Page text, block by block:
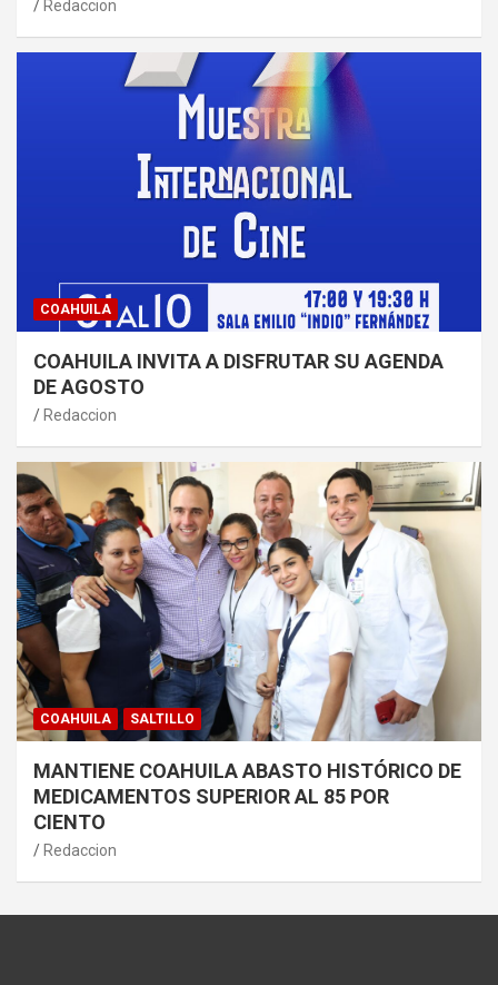
Redaccion
COAHUILA
COAHUILA INVITA A DISFRUTAR SU AGENDA
DE AGOSTO
Redaccion
COAHUILA SALTILLO
MANTIENE COAHUILA ABASTO HISTÓRICO DE
MEDICAMENTOS SUPERIOR AL 85 POR
CIENTO
Redaccion